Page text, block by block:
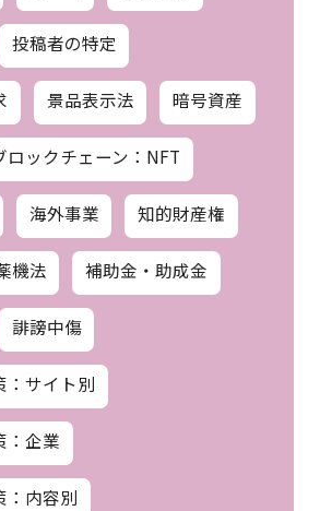
投稿者の特定
景品表示法 暗号資産
ロックチェーン：NFT
海外事業 知的財産権
機法 補助金・助成金
誹謗中傷
：サイト別
：企業
：内容別